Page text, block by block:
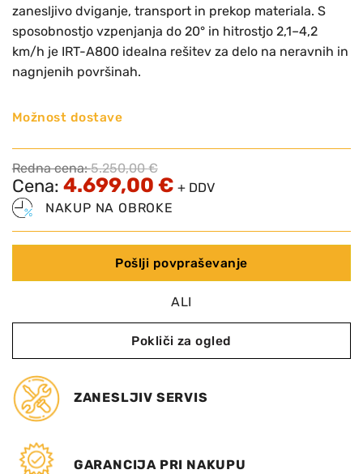
zanesljivo dviganje, transport in prekop materiala. S
sposobnostjo vzpenjanja do 20° in hitrostjo 2,1–4,2
km/h je IRT-A800 idealna rešitev za delo na neravnih in
nagnjenih površinah.
Možnost dostave
Redna cena:5.250,00€
Cena: 4.699,00 € + DDV
NAKUP NA OBROKE
Pošlji povpraševanje
ALI
Pokliči za ogled
ZANESLJIV SERVIS
GARANCIJA PRI NAKUPU